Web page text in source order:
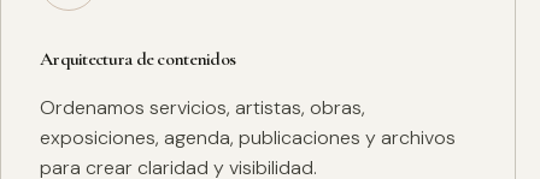
Arquitectura de contenidos
Ordenamos servicios, artistas, obras,
exposiciones, agenda, publicaciones y archivos
para crear claridad y visibilidad.